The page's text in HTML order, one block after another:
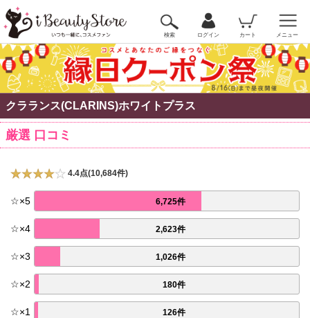
検索 ログイン カート メニュー
クラランス(CLARINS)ホワイトプラス
厳選 口コミ
4.4点(10,684件)
☆×5 6,725件
☆×4 2,623件
☆×3 1,026件
☆×2 180件
☆×1 126件